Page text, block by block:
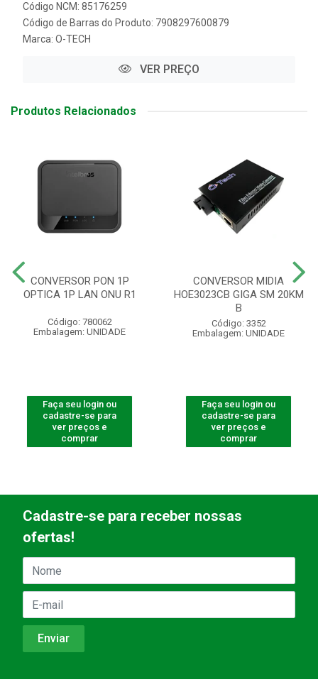
Código NCM: 85176259
Código de Barras do Produto: 7908297600879
Marca: O-TECH
VER PREÇO
Produtos Relacionados
CONVERSOR PON 1P
OPTICA 1P LAN ONU R1
Código: 780062
Embalagem: UNIDADE
Faça seu login ou
cadastre-se para
ver preços e
comprar
CONVERSOR MIDIA
HOE3023CB GIGA SM 20KM
B
Código: 3352
Embalagem: UNIDADE
Faça seu login ou
cadastre-se para
ver preços e
comprar
Cadastre-se para receber nossas
ofertas!